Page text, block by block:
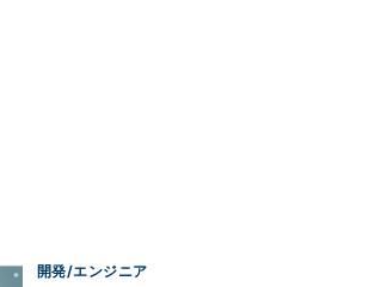
開発/エンジニア